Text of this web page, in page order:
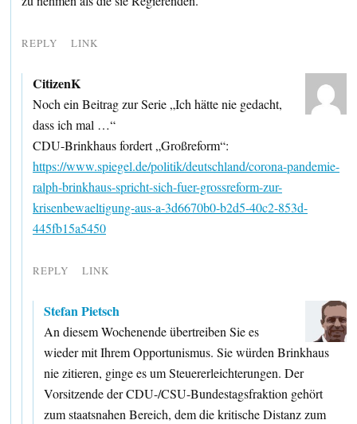
REPLY LINK
CitizenK
Noch ein Beitrag zur Serie „Ich hätte nie gedacht,
dass ich mal …“
CDU-Brinkhaus fordert „Großreform“:
https://www.spiegel.de/politik/deutschland/corona-pandemie-
ralph-brinkhaus-spricht-sich-fuer-grossreform-zur-
krisenbewaeltigung-aus-a-3d6670b0-b2d5-40c2-853d-
445fb15a5450
REPLY LINK
Stefan Pietsch
An diesem Wochenende übertreiben Sie es
wieder mit Ihrem Opportunismus. Sie würden Brinkhaus
nie zitieren, ginge es um Steuererleichterungen. Der
Vorsitzende der CDU-/CSU-Bundestagsfraktion gehört
zum staatsnahen Bereich, dem die kritische Distanz zum